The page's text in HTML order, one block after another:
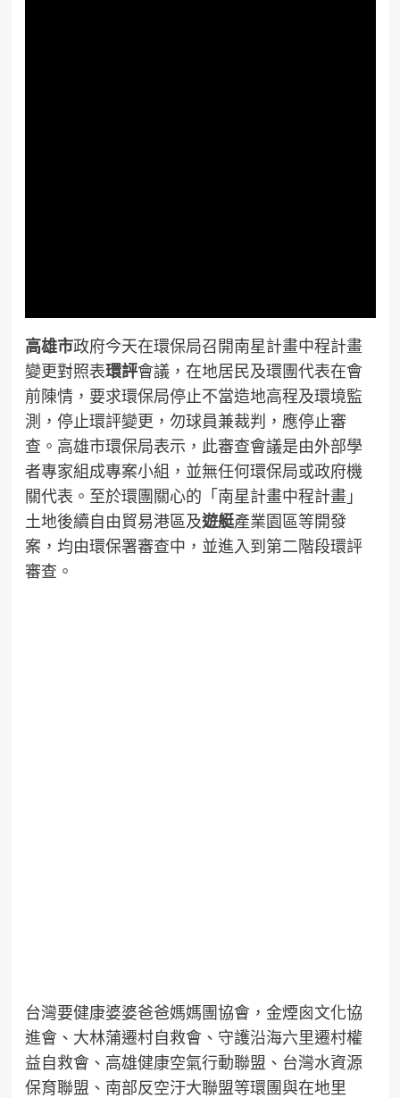
高雄市政府今天在環保局召開南星計畫中程計畫
變更對照表環評會議，在地居民及環團代表在會
前陳情，要求環保局停止不當造地高程及環境監
測，停止環評變更，勿球員兼裁判，應停止審
查。高雄市環保局表示，此審查會議是由外部學
者專家組成專案小組，並無任何環保局或政府機
關代表。至於環團關心的「南星計畫中程計畫」
土地後續自由貿易港區及遊艇產業園區等開發
案，均由環保署審查中，並進入到第二階段環評
審查。
台灣要健康婆婆爸爸媽媽團協會，金煙囪文化協
進會、大林蒲遷村自救會、守護沿海六里遷村權
益自救會、高雄健康空氣行動聯盟、台灣水資源
保育聯盟、南部反空汙大聯盟等環團與在地里